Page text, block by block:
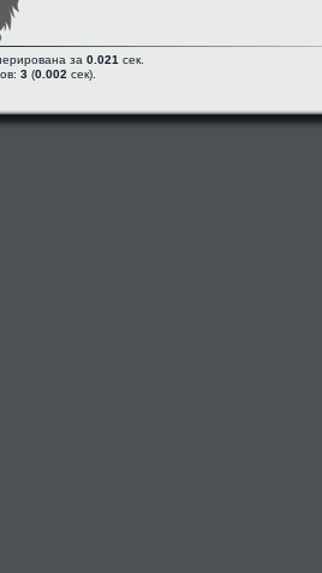
за 0.021 сек.
3 (0.002 сек).